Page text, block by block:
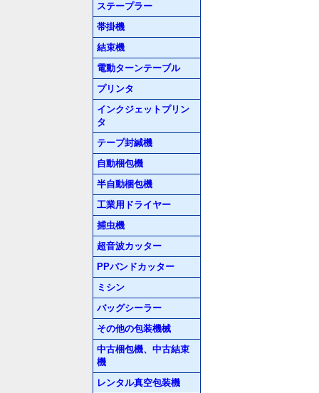
ステープラー
帯掛機
結束機
電動ターンテーブル
プリンタ
インクジェットプリン
タ
テープ封緘機
自動梱包機
半自動梱包機
工業用ドライヤー
捕虫機
超音波カッター
PPバンドカッター
ミシン
バッグシーラー
その他の包装機械
中古梱包機、中古結束
機
レンタル真空包装機